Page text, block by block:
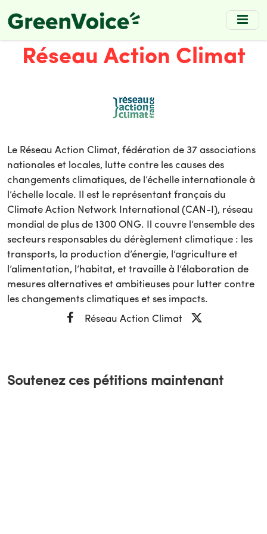
to
contentRéseau Action Climat
Le Réseau Action Climat, fédération de 37 associations
nationales et locales, lutte contre les causes des
changements climatiques, de l’échelle internationale à
l’échelle locale. Il est le représentant français du
Climate Action Network International (CAN-I), réseau
mondial de plus de 1300 ONG. Il couvre l’ensemble des
secteurs responsables du dérèglement climatique : les
transports, la production d’énergie, l’agriculture et
l’alimentation, l’habitat, et travaille à l’élaboration de
mesures alternatives et ambitieuses pour lutter contre
les changements climatiques et ses impacts.
Réseau Action Climat
Soutenez ces pétitions maintenant